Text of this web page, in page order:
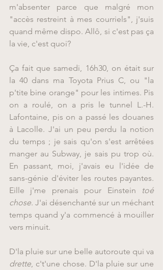
m'absenter parce que malgré mon
"accès restreint à mes courriels", j'suis
quand même dispo. Allô, si c'est pas ça
la vie, c'est quoi?
Ça fait que samedi, 16h30, on était sur
la 40 dans ma Toyota Prius C, ou "la
p'tite bine orange" pour les intimes. Pis
on a roulé, on a pris le tunnel L.-H.
Lafontaine, pis on a passé les douanes
à Lacolle. J'ai un peu perdu la notion
du temps ; je sais qu'on s'est arrêtées
manger au Subway, je sais pu trop où.
En passant, moi, j'avais eu l'idée de
sans-génie d'éviter les routes payantes.
Eille j'me prenais pour Einstein
toé
chose. J'ai désenchanté sur un méchant
temps quand y'a commencé à mouiller
vers minuit.
drette , c't'une chose. D'la pluie sur une